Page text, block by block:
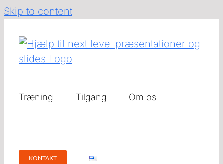
Skip to content
Træning Tilgang Om os
KONTAKT